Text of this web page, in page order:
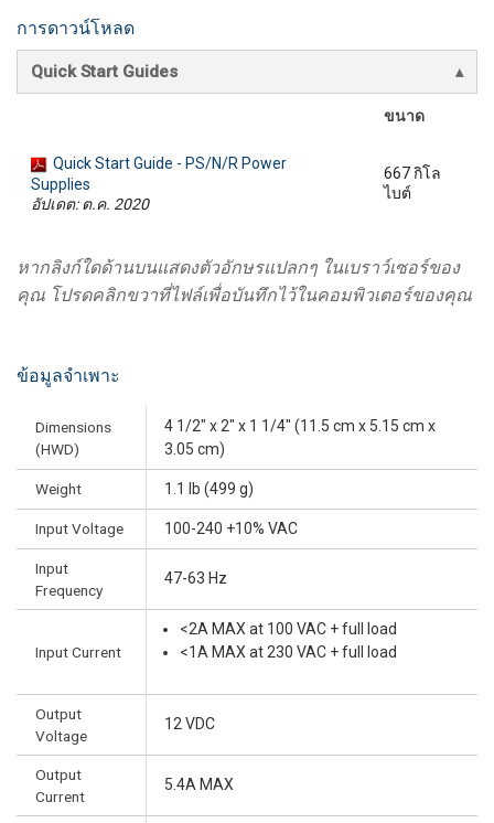
การดาวน์โหลด
Quick Start Guides
ขนาด
Quick Start Guide - PS/N/R Power
Supplies
อัปเดต: ต.ค. 2020
667 กิโล
ไบต์
หากลิงก์ใดด้านบนแสดงตัวอักษรแปลกๆ ในเบราว์เซอร์ของ
คุณ โปรดคลิกขวาที่ไฟล์เพื่อบันทึกไว้ในคอมพิวเตอร์ของคุณ
ข้อมูลจำเพาะ
Dimensions
(HWD)
4 1/2" x 2" x 1 1/4" (11.5 cm x 5.15 cm x
3.05 cm)
Weight 1.1 lb (499 g)
Input Voltage 100-240 +10% VAC
Input
Frequency
47-63 Hz
Input Current
<2A MAX at 100 VAC + full load
<1A MAX at 230 VAC + full load
Output
Voltage
12 VDC
Output
Current
5.4A MAX